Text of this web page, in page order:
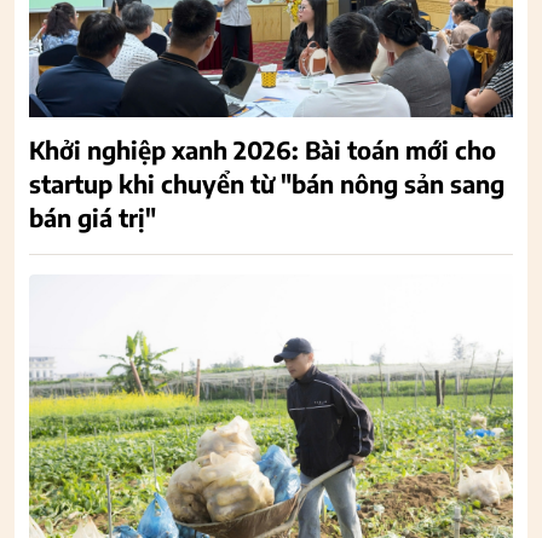
Khởi nghiệp xanh 2026: Bài toán mới cho
startup khi chuyển từ "bán nông sản sang
bán giá trị"